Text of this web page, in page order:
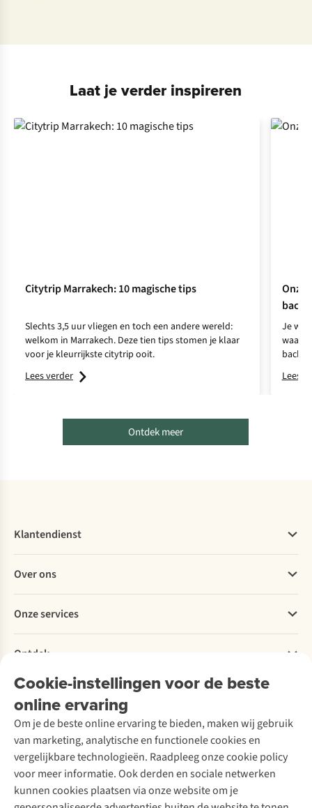
Laat je verder inspireren
Citytrip Marrakech: 10 magische tips
Slechts 3,5 uur vliegen en toch een andere wereld:
welkom in Marrakech. Deze tien tips stomen je klaar
voor je kleurrijkste citytrip ooit.
Lees verder
Onze
Je wil
Lees
Ontdek meer
Cookie-instellingen voor de beste
online ervaring
Om je de beste online ervaring te bieden, maken wij gebruik
van marketing, analytische en functionele cookies en
vergelijkbare technologieën. Raadpleeg onze cookie policy
voor meer informatie. Ook derden en sociale netwerken
kunnen cookies plaatsen via onze website om je
Klantendienst
Bestellen
Betalen
Levering
Retourneren
Bestelling herroepen
Garantie
Contact
Over ons
Explore More
Verantwoord ondernemen
Over Ayacucho
Onze winkels
Over A.S.Adventure
Toegankelijkheidsverklaring
Onze services
Ski-onderhoud
Wasservice
Schoenonderhoud
Schoenherstelling
Kledingherstelling
Retouches
Voor bedrijven
Ontdek
A.S.Magazine
Podcast
Explore Academy
Explore Camp
Gear Check
Inspiratie & advies
Meld je aan voor de nieuwsbrief
Follow us